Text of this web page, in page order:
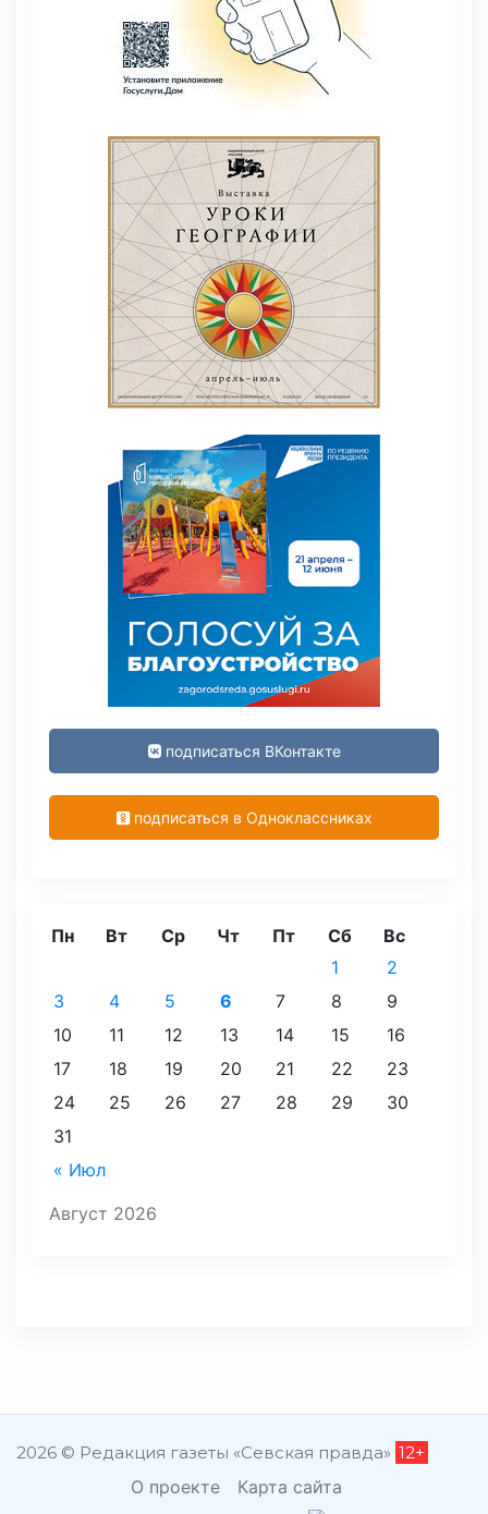
подписаться ВКонтакте
подписаться в Одноклассниках
Август 2026
Пн Вт Ср Чт Пт Сб Вс
« Июл
1
2
3
4 5 6 7 8
9
10
11 12 13 14 15
16
17
18 19 20 21 22
23
24
25 26 27 28 29
30
31
2026 © Редакция газеты «Севская правда» 12+
О проекте Карта сайта